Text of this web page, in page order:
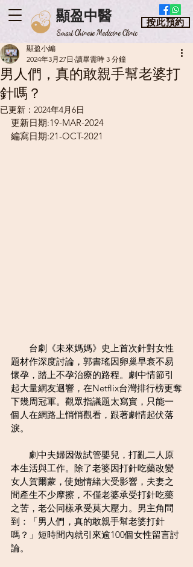
按此預約
顯盈中醫
​Smart Chinese Medicine Clinic
男人們，真的敢親手幫老婆打
針嗎？
顯盈小編
2024年3月27日 讀畢需時 3 分鐘
已更新： 2024年4月6日
更新日期:19-MAR-2024
編寫日期:21-OCT-2021
台劇《未來媽媽》史上首次針對女性
題材作深度討論，郭書瑤因卵巢早衰不易
懷孕，踏上不孕治療的路程。劇中情節引
起大量網友迴響，在Netflix台灣排行榜更奪
下幾周冠軍。觀眾指議題太寫實，只能一
個人在網路上悄悄觀看，跟著劇情起伏落
淚。
劇中夫婦因做試管嬰兒，打亂二人原
本生活與工作。除了老婆因打針吃藥改變
女人賀爾蒙，使她情緒大受影響，夫妻之
間產生不少摩擦，不僅老婆承受打針吃藥
之苦，老公同樣承受莫大壓力。男主角問
到：「男人們，真的敢親手幫老婆打針
嗎？」短時間內就引來逾100個女性留言討
論。